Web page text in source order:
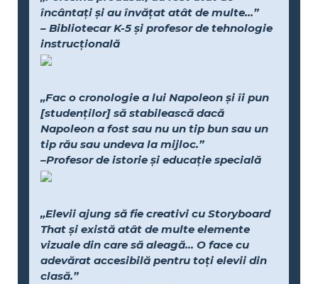
încântați și au învățat atât de multe...”
– Bibliotecar K-5 și profesor de tehnologie
instrucțională
„Fac o cronologie a lui Napoleon și îi pun
[studenților] să stabilească dacă
Napoleon a fost sau nu un tip bun sau un
tip rău sau undeva la mijloc.”
–Profesor de istorie și educație specială
„Elevii ajung să fie creativi cu Storyboard
That și există atât de multe elemente
vizuale din care să aleagă... O face cu
adevărat accesibilă pentru toți elevii din
clasă.”